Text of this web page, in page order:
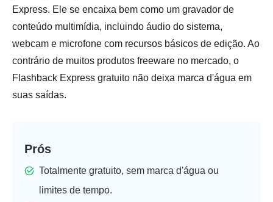
Express. Ele se encaixa bem como um gravador de
conteúdo multimídia, incluindo áudio do sistema,
webcam e microfone com recursos básicos de edição. Ao
contrário de muitos produtos freeware no mercado, o
Flashback Express gratuito não deixa marca d'água em
suas saídas.
Prós
Totalmente gratuito, sem marca d'água ou
limites de tempo.